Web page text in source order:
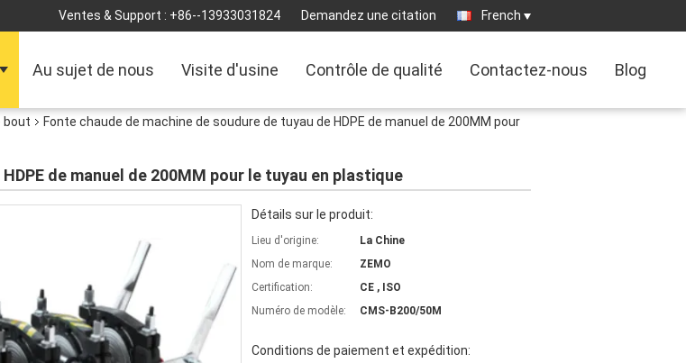
Ventes & Support : +86--13933031824 Demandez une citation French
Au sujet de nous Visite d'usine Contrôle de qualité Contactez-nous Blog
bout
Fonte chaude de machine de soudure de tuyau de HDPE de manuel de 200MM pour
de manuel de 200MM pour le tuyau en plastique
Détails sur le produit:
Lieu d'origine:
La Chine
Nom de marque:
ZEMO
Certification:
CE , ISO
Numéro de modèle:
CMS-B200/50M
Conditions de paiement et expédition: